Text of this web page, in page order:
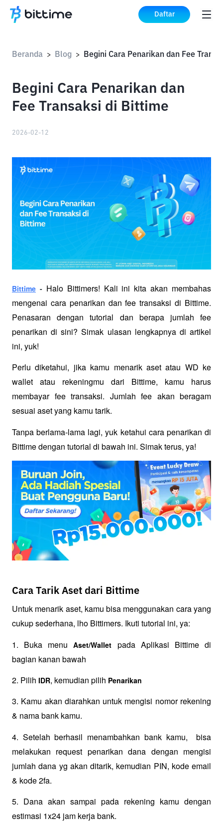
Daftar
Beranda > Blog >
Begini Cara Penarikan dan
Fee Transaksi di Bittime
2026-02-12
Bittime - Halo Bittimers! Kali ini kita akan membahas
mengenai cara penarikan dan fee transaksi di Bittime.
Penasaran dengan tutorial dan berapa jumlah fee
penarikan di sini? Simak ulasan lengkapnya di artikel
ini, yuk!
Perlu diketahui, jika kamu menarik aset atau WD ke
wallet atau rekeningmu dari Bittime, kamu harus
membayar fee transaksi. Jumlah fee akan beragam
sesuai aset yang kamu tarik.
Tanpa berlama-lama lagi, yuk ketahui cara penarikan di
Bittime dengan tutorial di bawah ini. Simak terus, ya!
Cara Tarik Aset dari Bittime
Untuk menarik aset, kamu bisa menggunakan cara yang
cukup sederhana, lho Bittimers. Ikuti tutorial ini, ya:
1. Buka menu Aset/Wallet pada Aplikasi Bittime di
bagian kanan bawah
2. Pilih IDR, kemudian pilih Penarikan
3. Kamu akan diarahkan untuk mengisi nomor rekening
& nama bank kamu.
4. Setelah berhasil menambahkan bank kamu,  bisa
melakukan request penarikan dana dengan mengisi
jumlah dana yg akan ditarik, kemudian PIN, kode email
& kode 2fa.
5. Dana akan sampai pada rekening kamu dengan
estimasi 1x24 jam kerja bank.